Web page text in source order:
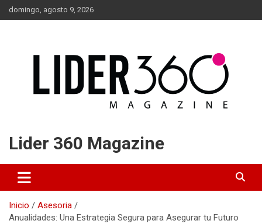
Saltar
al
domingo, agosto 9, 2026
Lider 360 Magazine
Inicio
Asesoria
Anualidades: Una Estrategia Segura para Asegurar tu Futuro